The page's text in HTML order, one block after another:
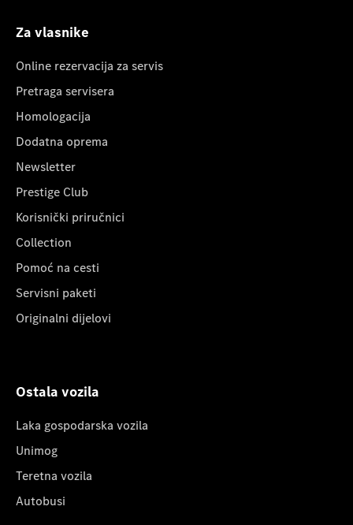
Za vlasnike
Online rezervacija za servis
Pretraga servisera
Homologacija
Dodatna oprema
Newsletter
Prestige Club
Korisnički priručnici
Collection
Pomoć na cesti
Servisni paketi
Originalni dijelovi
Ostala vozila
Laka gospodarska vozila
Unimog
Teretna vozila
Autobusi